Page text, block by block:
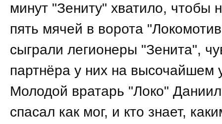
минут "Зениту" хватило, чтобы
пять мячей в ворота
сыграли легионеры "Зенита",
партнёра у них на высочайшем
Молодой вратарь "Локо"
спасал как мог, и кто знает,